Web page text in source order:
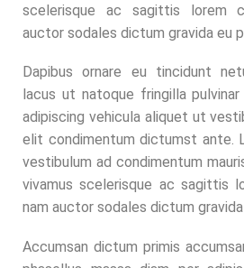
scelerisque ac sagittis lorem
auctor sodales dictum gravida eu
Dapibus ornare eu tincidunt
lacus ut natoque fringilla pulvinar
adipiscing vehicula aliquet ut
elit condimentum dictumst ante.
vestibulum ad condimentum
vivamus scelerisque ac sagittis
nam auctor sodales dictum gravida
Accumsan dictum primis